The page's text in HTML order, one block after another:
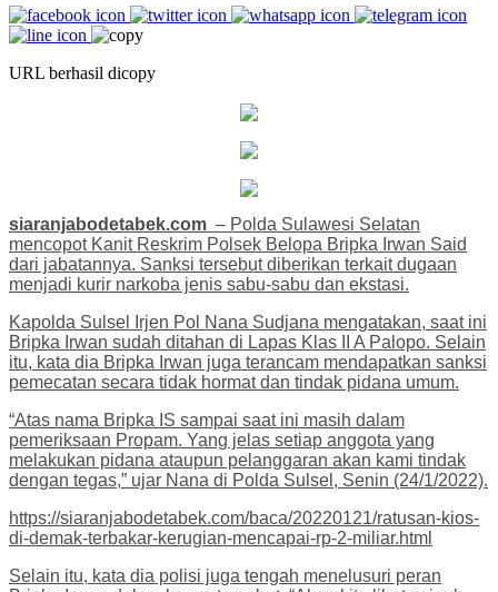
URL berhasil dicopy
siaranjabodetabek.com – Polda Sulawesi Selatan
mencopot Kanit Reskrim Polsek Belopa Bripka Irwan Said
dari jabatannya. Sanksi tersebut diberikan terkait dugaan
menjadi kurir narkoba jenis sabu-sabu dan ekstasi.
Kapolda Sulsel Irjen Pol Nana Sudjana mengatakan, saat ini
Bripka Irwan sudah ditahan di Lapas Klas II A Palopo. Selain
itu, kata dia Bripka Irwan juga terancam mendapatkan sanksi
pemecatan secara tidak hormat dan tindak pidana umum.
“Atas nama Bripka IS sampai saat ini masih dalam
pemeriksaan Propam. Yang jelas setiap anggota yang
melakukan pidana ataupun pelanggaran akan kami tindak
dengan tegas,” ujar Nana di Polda Sulsel, Senin (24/1/2022).
https://siaranjabodetabek.com/baca/20220121/ratusan-kios-
di-demak-terbakar-kerugian-mencapai-rp-2-miliar.html
Selain itu, kata dia polisi juga tengah menelusuri peran